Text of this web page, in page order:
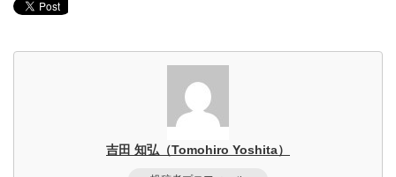
吉田 知弘（Tomohiro Yoshita）